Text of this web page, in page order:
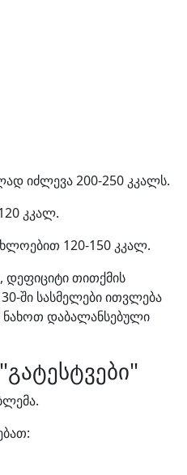
იძლევა 200-250 კკალს.
კკალ.
120-150 კკალ.
დეფიციტი თითქმის
ში სასმელები ითვლება
ნახოთ დაბალანსებული